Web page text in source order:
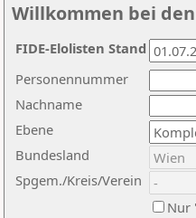
Willkommen bei
Nachname
Ebene
Personennummer
Bundesland
Spgem./Kreis/Verein
Nur
FIDE-Elolisten Stand